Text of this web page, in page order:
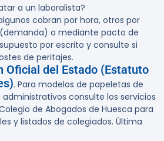
a un laboralista?
cobran por hora, otros por
o mediante pacto de
por escrito y consulte si
de peritajes.
Oficial del Estado (Estatuto
. Para modelos de papeletas de
consulte los servicios
de Abogados de Huesca para
y listados de colegiados. Última